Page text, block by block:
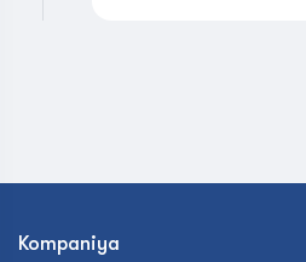
Kompaniya